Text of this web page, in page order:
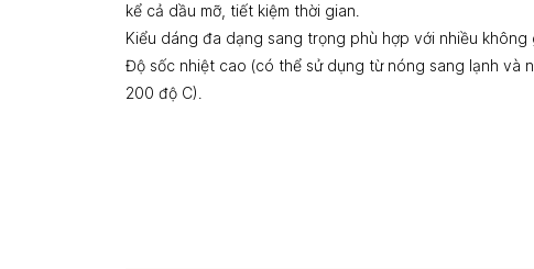
kể cả dầu mỡ, tiết kiệm thời gian.
Kiểu dáng đa dạng sang trọng phù hợp với nhiều không
Độ sốc nhiệt cao (có thể sử dụng từ nóng sang lạnh và
200 độ C).